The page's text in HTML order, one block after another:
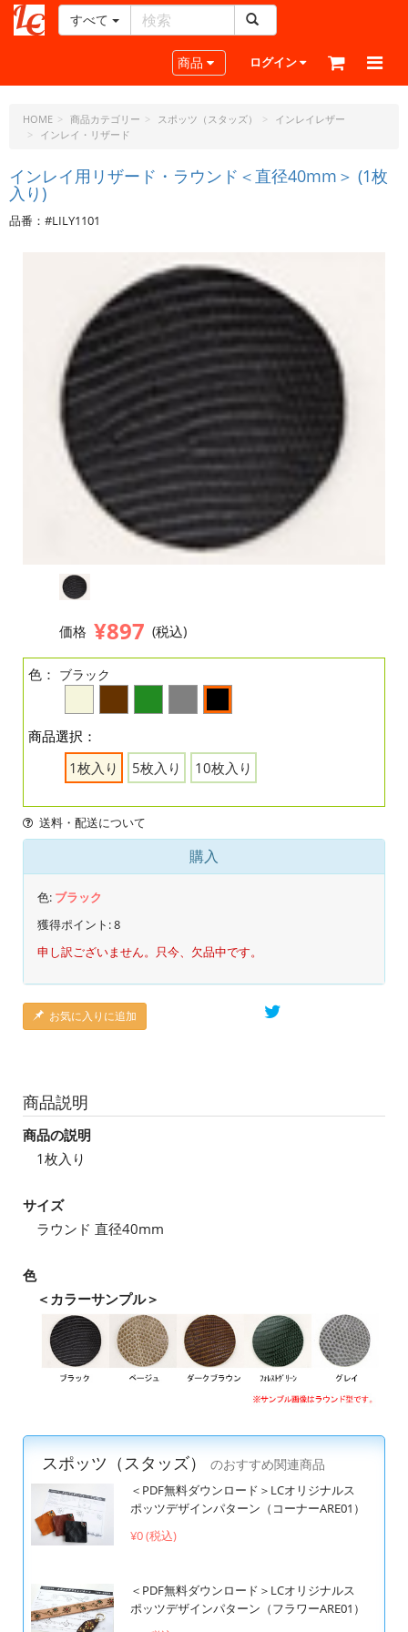
ー
ラ
フ
ド
ッ
ト・
すべて
Toggle navigation
商品 ログイン
HOME 商品カテゴリー スポッツ（スタッズ）
インレイレザー
インレイ・リザード
インレイ用リザード・ラウンド＜直径40mm＞ (1枚
入り)
品番：#LILY1101
価格 ¥897 (税込)
色： ブラック
商品選択：
1枚入り
5枚入り 10枚入り
送料・配送について
購入
色: ブラック
獲得ポイント:8
申し訳ございません。只今、欠品中です。
お気に入りに追加
商品説明
商品の説明
1枚入り
サイズ
ラウンド 直径40mm
色
＜カラーサンプル＞
スポッツ（スタッズ）
のおすすめ関連商品
＜PDF無料ダウンロード＞LCオリジナルス
ポッツデザインパターン（コーナーARE01）
¥0 (税込)
＜PDF無料ダウンロード＞LCオリジナルス
ポッツデザインパターン（フラワーARE01）